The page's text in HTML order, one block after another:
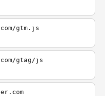
gtm.js
gtag/js